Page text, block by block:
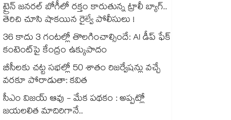
ట్రైన్ జనరల్ బోగీలో రక్తం కారుతున్న ట్రాలీ బ్యాగ్..
తెరిచి చూసి షాకయిన రైల్వే పోలీసులు !
36 కాదు 3 గంటల్లో తొలగించాల్సిందే: AI డీప్ ఫేక్
కంటెంట్‎పై కేంద్రం ఉక్కుపాదం
బీసీలకు చట్ట సభల్లో 50 శాతం రిజర్వేషన్లు వచ్చే
వరకూ పోరాడుతా: కవిత
సీఎం విజయ్ ఆవు - మేక పథకం : అప్పట్లో
జయలలిత మాదిరిగానే..